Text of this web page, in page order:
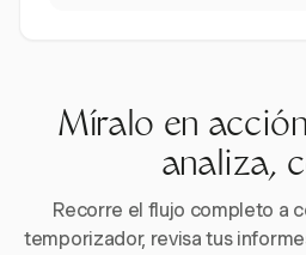
Míralo en
analiza,
Recorre el flujo completo a
temporizador, revisa tus